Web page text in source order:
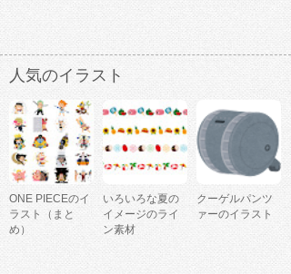
人気のイラスト
ONE PIECEのイ
ラスト（まと
め）
いろいろな夏の
イメージのライ
ン素材
クーゲルパンツ
ァーのイラスト